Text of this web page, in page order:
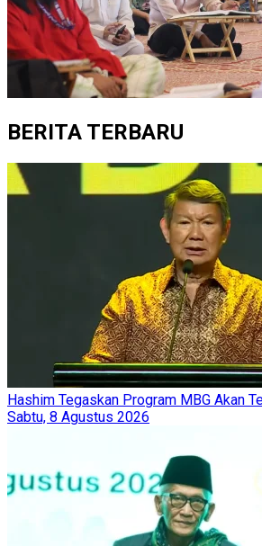
BERITA TERBARU
Hashim Tegaskan Program MBG Akan
Sabtu, 8 Agustus 2026